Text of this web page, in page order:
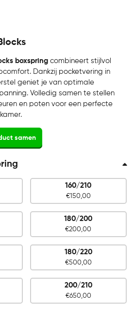
boxspring combineert stijlvol
Dankzij pocketvering in
geniet je van optimale
Volledig samen te stellen
en poten voor een perfecte
samen 160/210
€150,00
180/200
€200,00
180/220
€500,00
200/210
€650,00